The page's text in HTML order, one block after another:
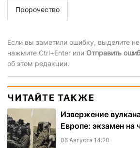
Пророчество
Если вы заметили ошибку, выделите
нажмите Ctrl+Enter или Отправить
об этом редакции.
ЧИТАЙТЕ ТАКЖЕ
Извержение
Европе: экзамен на
06 Августа 14:20